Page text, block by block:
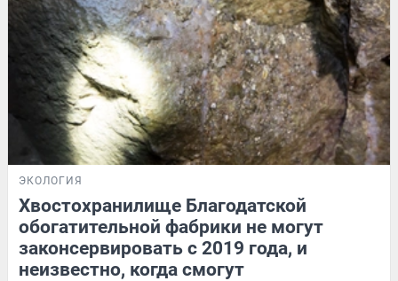
ЭКОЛОГИЯ
Хвостохранилище Благодатской
обогатительной фабрики не могут
законсервировать с 2019 года, и
неизвестно, когда смогут